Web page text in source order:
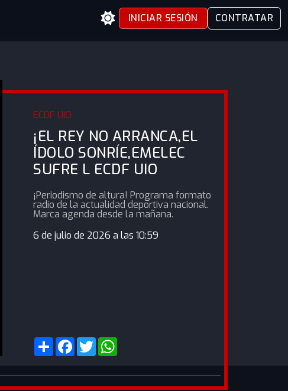
INICIAR SESIÓN CONTRATAR
ECDF UIO
¡EL REY NO ARRANCA,EL
ÍDOLO SONRÍE,EMELEC
SUFRE L ECDF UIO
¡Periodismo de altura! Programa formato
radio de la actualidad deportiva nacional.
Marca agenda desde la mañana.
6 de julio de 2026 a las 10:59